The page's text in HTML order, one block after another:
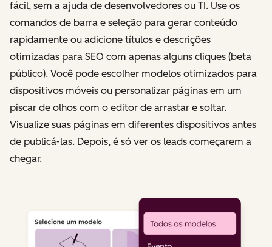
fácil, sem a ajuda de desenvolvedores ou TI. Use os
comandos de barra e seleção para gerar conteúdo
rapidamente ou adicione títulos e descrições
otimizadas para SEO com apenas alguns cliques (beta
público). Você pode escolher modelos otimizados para
dispositivos móveis ou personalizar páginas em um
piscar de olhos com o editor de arrastar e soltar.
Visualize suas páginas em diferentes dispositivos antes
de publicá-las. Depois, é só ver os leads começarem a
chegar.